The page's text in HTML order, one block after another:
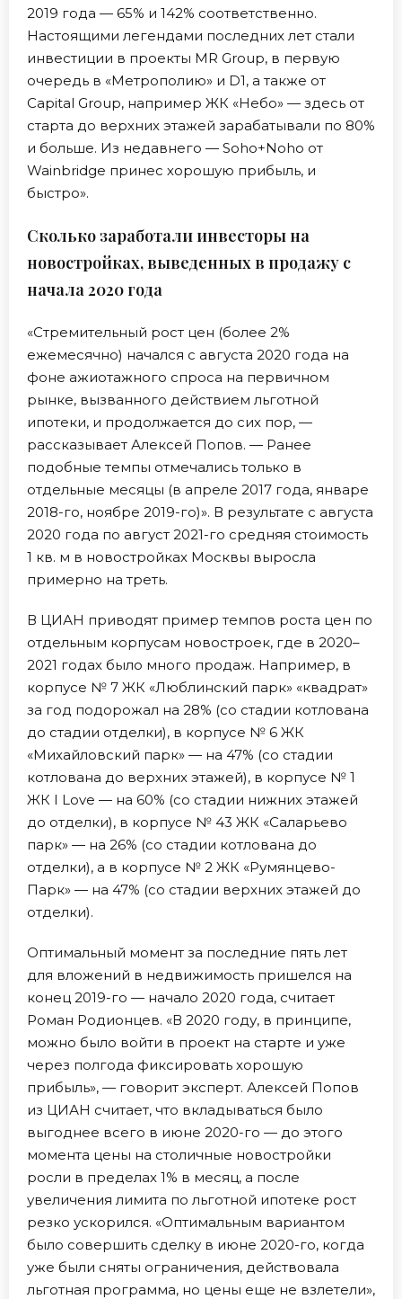
2019 года — 65% и 142% соответственно.
Настоящими легендами последних лет стали
инвестиции в проекты MR Group, в первую
очередь в «Метрополию» и D1, а также от
Capital Group, например ЖК «Небо» — здесь от
старта до верхних этажей зарабатывали по 80%
и больше. Из недавнего — Soho+Noho от
Wainbridge принес хорошую прибыль, и
быстро».
Сколько заработали инвесторы на
новостройках, выведенных в продажу с
начала 2020 года
«Стремительный рост цен (более 2%
ежемесячно) начался с августа 2020 года на
фоне ажиотажного спроса на первичном
рынке, вызванного действием льготной
ипотеки, и продолжается до сих пор, —
рассказывает Алексей Попов. — Ранее
подобные темпы отмечались только в
отдельные месяцы (в апреле 2017 года, январе
2018-го, ноябре 2019-го)». В результате с августа
2020 года по август 2021-го средняя стоимость
1 кв. м в новостройках Москвы выросла
примерно на треть.
В ЦИАН приводят пример темпов роста цен по
отдельным корпусам новостроек, где в 2020–
2021 годах было много продаж. Например, в
корпусе № 7 ЖК «Люблинский парк» «квадрат»
за год подорожал на 28% (со стадии котлована
до стадии отделки), в корпусе № 6 ЖК
«Михайловский парк» — на 47% (со стадии
котлована до верхних этажей), в корпусе № 1
ЖК I Love — на 60% (со стадии нижних этажей
до отделки), в корпусе № 43 ЖК «Саларьево
парк» — на 26% (со стадии котлована до
отделки), а в корпусе № 2 ЖК «Румянцево-
Парк» — на 47% (со стадии верхних этажей до
отделки).
Оптимальный момент за последние пять лет
для вложений в недвижимость пришелся на
конец 2019-го — начало 2020 года, считает
Роман Родионцев. «В 2020 году, в принципе,
можно было войти в проект на старте и уже
через полгода фиксировать хорошую
прибыль», — говорит эксперт. Алексей Попов
из ЦИАН считает, что вкладываться было
выгоднее всего в июне 2020-го — до этого
момента цены на столичные новостройки
росли в пределах 1% в месяц, а после
увеличения лимита по льготной ипотеке рост
резко ускорился. «Оптимальным вариантом
было совершить сделку в июне 2020-го, когда
уже были сняты ограничения, действовала
льготная программа, но цены еще не взлетели»,